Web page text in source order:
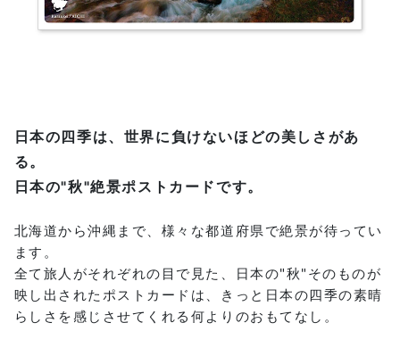
日本の四季は、世界に負けないほどの美しさがあ
る。
日本の"秋"絶景ポストカードです。
北海道から沖縄まで、様々な都道府県で絶景が待ってい
ます。
全て旅人がそれぞれの目で見た、日本の"秋"そのものが
映し出されたポストカードは、きっと日本の四季の素晴
らしさを感じさせてくれる何よりのおもてなし。